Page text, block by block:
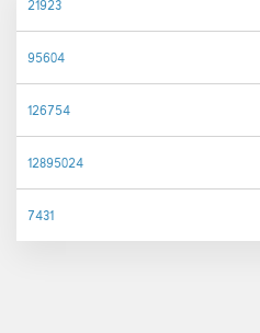
95604
126754
12895024
7431